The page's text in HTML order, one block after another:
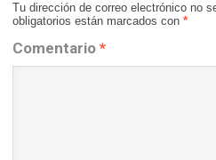
Tu dirección de correo electrónico no
obligatorios están marcados con *
Comentario *